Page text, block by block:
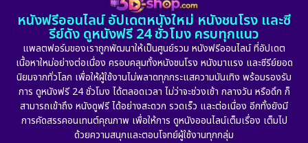
Detective สืบสวน (5)
Detective สืบสวน (56)
Disaster (10)
Disney+ (21)
1974
1971 1962
หนังฟรีออนไลน์ อัปเดตหนังใหม่ หนังชนโรง และซี
รีย์ดัง ดูหนังฟรี 24 ชั่วโมง ครบทุกแนว
แพลตฟอร์มของเราถูกพัฒนาให้เป็นศูนย์รวม หนังฟรีออนไลน์ ที่อัปเดต
เนื้อหาใหม่อย่างต่อเนื่อง ครอบคลุมทั้งหนังชนโรง หนังมาแรง และซีรีย์ยอด
นิยมจากทั่วโลก เพื่อให้ผู้ใช้งานไม่พลาดทุกกระแสความบันเทิง พร้อมรองรับ
การ ดูหนังฟรี 24 ชั่วโมง ได้ตลอดเวลา ไม่ว่าจะช่วงเช้า กลางวัน หรือดึก ก็
สามารถเข้าถึง หนังดูฟรี ได้อย่างสะดวก รวดเร็ว และต่อเนื่อง อีกทั้งยังมี
การคัดสรรคอนเทนต์คุณภาพ เพื่อให้การ ดูหนังออนไลน์เต็มเรื่อง เต็มไป
ด้วยความสนุกและตอบโจทย์ผู้ใช้งานทุกกลุ่ม